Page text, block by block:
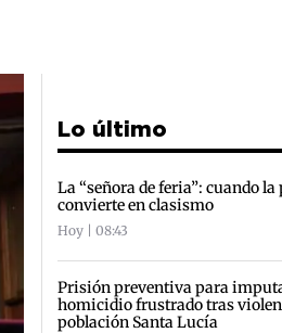
Lo último
La “señora de feria”: cuando
convierte en clasismo
Hoy | 08:43
Prisión preventiva para
homicidio frustrado tras
población Santa Lucía